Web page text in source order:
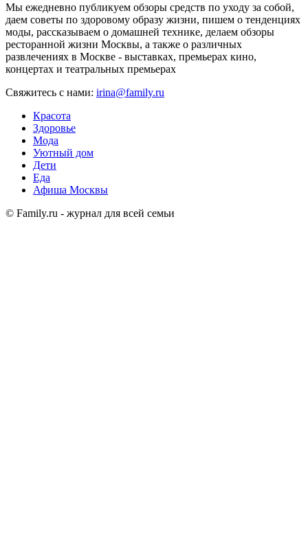
Мы ежедневно публикуем обзоры средств по уходу за собой,
даем советы по здоровому образу жизни, пишем о тенденциях
моды, рассказываем о домашней технике, делаем обзоры
ресторанной жизни Москвы, а также о различных
развлечениях в Москве - выставках, премьерах кино,
концертах и театральных премьерах
Свяжитесь с нами: irina@family.ru
Красота
Здоровье
Мода
Уютный дом
Дети
Еда
Афиша Москвы
© Family.ru - журнал для всей семьи